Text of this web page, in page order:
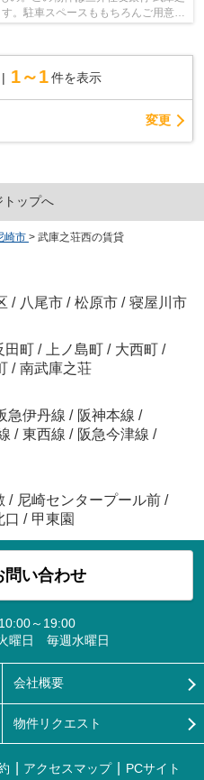
。駐車スペースももちろんご用意し
1～1 件を表示
変更
トップへ
崎市 > 武庫之荘西の賃貸
/ 八尾市 / 松原市 / 寝屋川市
田町 / 上ノ島町 / 大西町 /
/ 南武庫之荘
急伊丹線 / 阪神本線 /
/ 東西線 / 阪急今津線 /
/ 尼崎センタープール前 /
口 / 甲東園
問い合わせ
10:00～19:00
曜日 毎週水曜日
会社概要
物件リクエスト
アクセスマップ PCサイト